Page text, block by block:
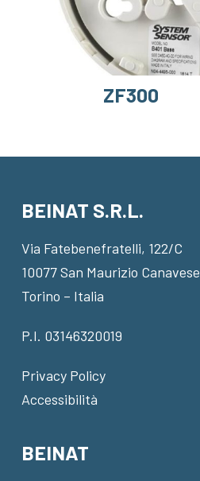
ZF300
BEINAT S.R.L.
Via Fatebenefratelli, 122/C
10077 San Maurizio Canavese
Torino – Italia
P.I. 03146320019
Privacy Policy
Accessibilità
BEINAT